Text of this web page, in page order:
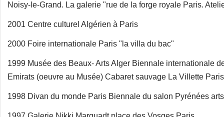
Noisy-le-Grand. La galerie "rue de la forge royale Paris.
2001 Centre culturel Algérien à Paris
2000 Foire internationale Paris "la villa du bac"
1999 Musée des Beaux- Arts Alger Biennale internationale
Emirats (oeuvre au Musée) Cabaret sauvage La Villette Paris
1998 Divan du monde Paris Biennale du salon Pyrénées arts